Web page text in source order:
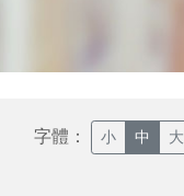
字體： 小 中 大